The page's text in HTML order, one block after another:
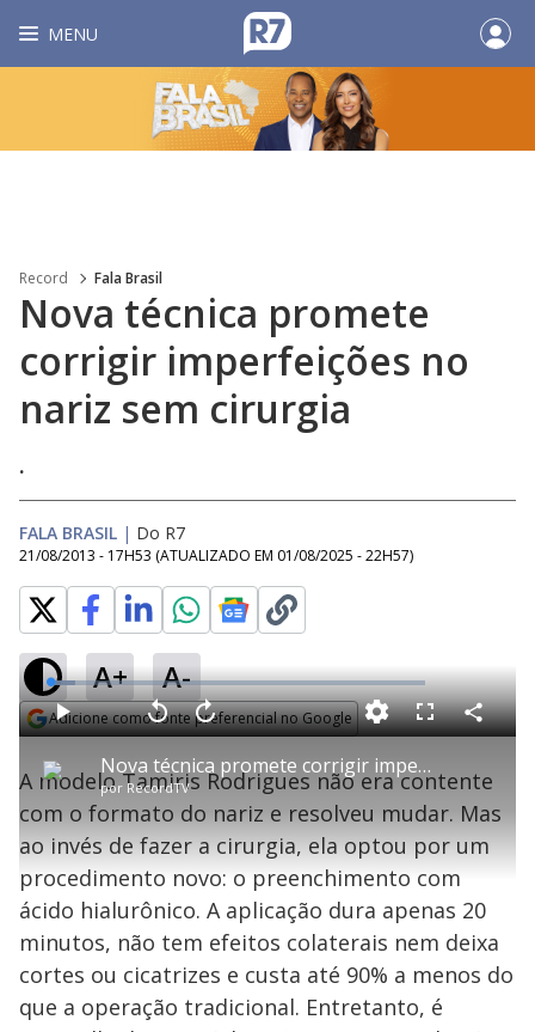
MENU
Record Fala Brasil
Nova técnica promete
corrigir imperfeições no
nariz sem cirurgia
.
FALA BRASIL | Do R7
21/08/2013 - 17H53 (ATUALIZADO EM 01/08/2025 - 22H57)
A+ A-
Adicione como fonte preferencial no Google
P
l
a
y
Nova técnica promete corrigir imperfeições no nariz sem cirurgia
por RecordTV
P V
t
a
r
0
e
g
n
d
s
A
n
1
s
e
u
n
M
u
L
o
a
d
e
.
7
%
F
l
s
c
r
e
n
C
o
a
r
i
l
a
A modelo Tamiris Rodrigues não era contente
com o formato do nariz e resolveu mudar. Mas
ao invés de fazer a cirurgia, ela optou por um
procedimento novo: o preenchimento com
ácido hialurônico. A aplicação dura apenas 20
minutos, não tem efeitos colaterais nem deixa
cortes ou cicatrizes e custa até 90% a menos do
que a operação tradicional. Entretanto, é